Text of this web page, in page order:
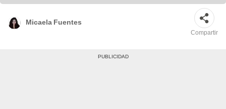
Micaela Fuentes
Compartir